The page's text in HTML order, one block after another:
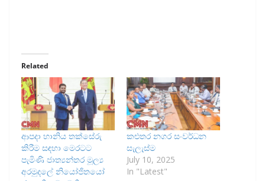
Related
ආපදා හානිය තක්සේරු
කිරීම සඳහා මෙරටට
පැමිණි ජාත්‍යන්තර මූල්‍ය
අරමුදලේ නියෝජිතයෝ
කළුතර නගර සංවර්ධන
සැලැස්ම
July 10, 2025
In "Latest"